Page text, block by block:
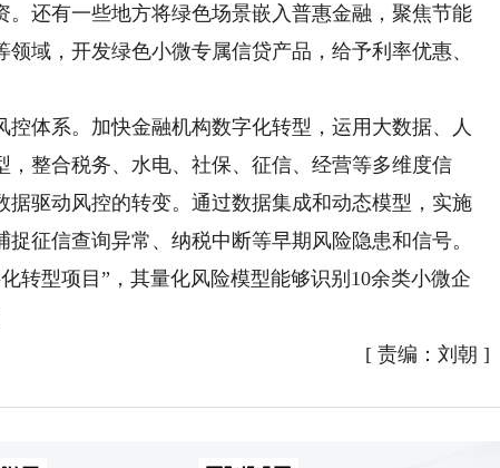
还有一些地方将绿色场景嵌入普惠金融，聚焦节能
域，开发绿色小微专属信贷产品，给予利率优惠、
体系。加快金融机构数字化转型，运用大数据、人
整合税务、水电、社保、征信、经营等多维度信
驱动风控的转变。通过数据集成和动态模型，实施
征信查询异常、纳税中断等早期风险隐患和信号。
转型项目”，其量化风险模型能够识别10余类小微企
[ 责编：刘朝 ]